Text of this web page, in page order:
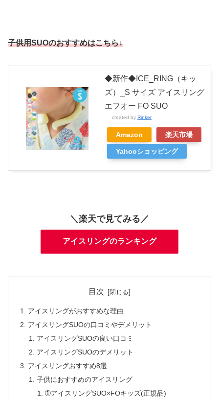
子供用SUOのおすすめはこちら↓
◆新作◆ICE_RING（キッ
ズ）_S サイズ アイスリング
エフオー FO SUO
created by Rinker
Amazon 楽天市場
Yahooショッピング
＼楽天で見てみる／
アイスリングのランキング
目次
アイスリングがおすすめな理由
アイスリングSUOの口コミやデメリット
アイスリングSUOの良い口コミ
アイスリングSUOのデメリット
アイスリングおすすめ8選
子供におすすめのアイスリング
➀アイスリングSUO×FOキッズ(正規品)